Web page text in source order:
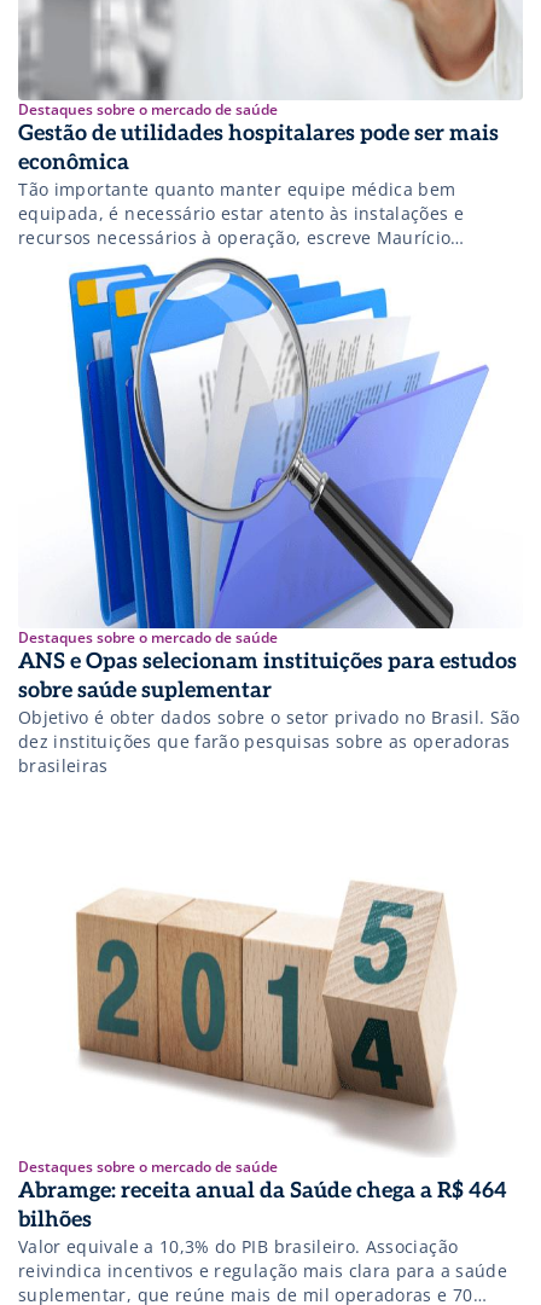
Destaques sobre o mercado de saúde
Gestão de utilidades hospitalares pode ser mais
econômica
Tão importante quanto manter equipe médica bem
equipada, é necessário estar atento às instalações e
recursos necessários à operação, escreve Maurício
Almendro, da Vivante
Destaques sobre o mercado de saúde
ANS e Opas selecionam instituições para estudos
sobre saúde suplementar
Objetivo é obter dados sobre o setor privado no Brasil. São
dez instituições que farão pesquisas sobre as operadoras
brasileiras
Destaques sobre o mercado de saúde
Abramge: receita anual da Saúde chega a R$ 464
bilhões
Valor equivale a 10,3% do PIB brasileiro. Associação
reivindica incentivos e regulação mais clara para a saúde
suplementar, que reúne mais de mil operadoras e 70